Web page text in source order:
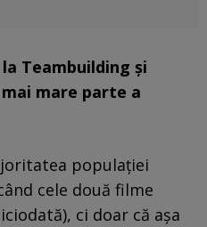
Teambuilding și
mare parte a
populației
cele două filme
ci doar că așa